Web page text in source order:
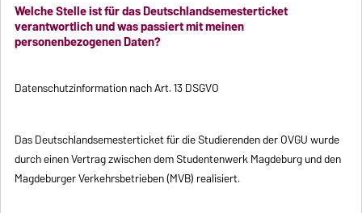
Welche Stelle ist für das Deutschlandsemesterticket
verantwortlich und was passiert mit meinen
personenbezogenen Daten?
Datenschutzinformation nach Art. 13 DSGVO
Das Deutschlandsemesterticket für die Studierenden der OVGU wurde
durch einen Vertrag zwischen dem Studentenwerk Magdeburg und den
Magdeburger Verkehrsbetrieben (MVB) realisiert.